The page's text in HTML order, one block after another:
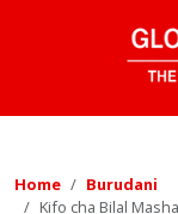
Home
Burudani
Kifo cha Bilal